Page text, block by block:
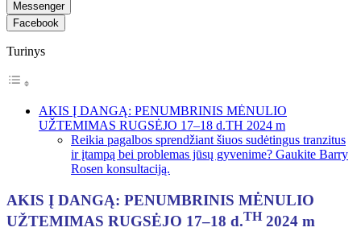
Messenger
Facebook
Turinys
AKIS Į DANGĄ: PENUMBRINIS MĖNULIO
UŽTEMIMAS RUGSĖJO 17–18 d.TH 2024 m
Reikia pagalbos sprendžiant šiuos sudėtingus tranzitus
ir įtampą bei problemas jūsų gyvenime? Gaukite Barry
Rosen konsultaciją.
AKIS Į DANGĄ: PENUMBRINIS MĖNULIO
UŽTEMIMAS RUGSĖJO 17–18 d.TH 2024 m